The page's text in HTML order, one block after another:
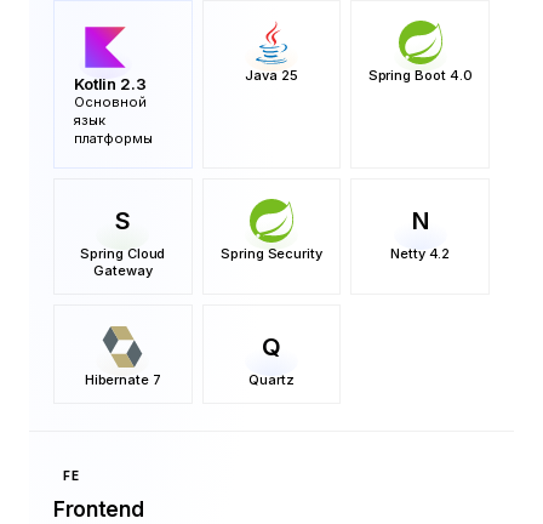
Kotlin 2.3
Основной
язык
платформы
Java 25 Spring Boot 4.0
S
Spring Cloud
Gateway
Spring Security
N
Netty 4.2
Hibernate 7
Q
Quartz
FE
Frontend